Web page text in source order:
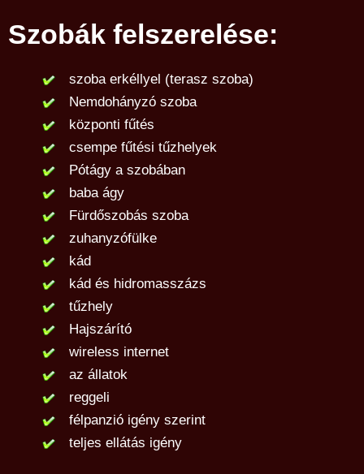
Szobák felszerelése:
szoba erkéllyel (terasz szoba)
Nemdohányzó szoba
központi fűtés
csempe fűtési tűzhelyek
Pótágy a szobában
baba ágy
Fürdőszobás szoba
zuhanyzófülke
kád
kád és hidromasszázs
tűzhely
Hajszárító
wireless internet
az állatok
reggeli
félpanzió igény szerint
teljes ellátás igény